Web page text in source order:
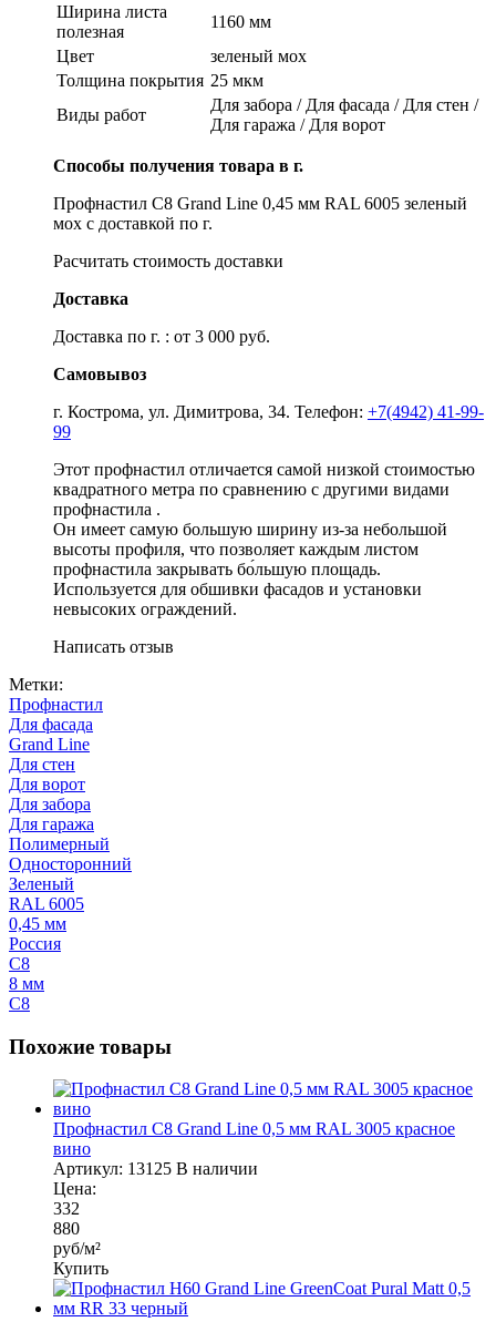
Ширина листа
полезная
1160 мм
Цвет
зеленый мох
Толщина покрытия 25 мкм
Виды работ
Для забора / Для фасада / Для стен /
Для гаража / Для ворот
Способы получения товара в г.
Профнастил С8 Grand Line 0,45 мм RAL 6005 зеленый
мох с доставкой по г.
Расчитать стоимость доставки
Доставка
Доставка по г. : от 3 000 руб.
Самовывоз
г. Кострома, ул. Димитрова, 34. Телефон: +7(4942) 41-99-
99
Этот профнастил отличается самой низкой стоимостью
квадратного метра по сравнению с другими видами
профнастила .
Он имеет самую большую ширину из-за небольшой
высоты профиля, что позволяет каждым листом
профнастила закрывать бо́льшую площадь.
Используется для обшивки фасадов и установки
невысоких ограждений.
Написать отзыв
Метки:
Профнастил
Для фасада
Grand Line
Для стен
Для ворот
Для забора
Для гаража
Полимерный
Односторонний
Зеленый
RAL 6005
0,45 мм
Россия
С8
8 мм
С8
Похожие товары
Профнастил С8 Grand Line 0,5 мм RAL 3005 красное
вино
Артикул: 13125 В наличии
Цена:
332
880
руб/м²
Купить